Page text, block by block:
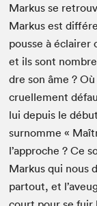
Markus se
Markus est
pousse à éclair­er
et ils sont
dre son âme ?
cru­elle­ment
lui depuis le
surnomme «
l’approche ? Ce
Markus qui nous
partout, et